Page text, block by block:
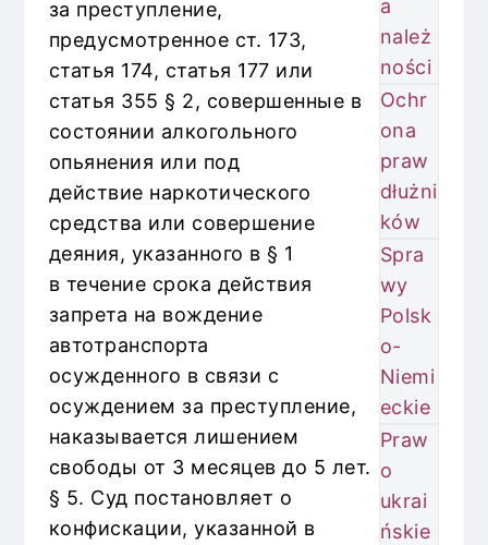
за преступление,
предусмотренное ст. 173,
статья 174, статья 177 или
статья 355 § 2, совершенные в
состоянии алкогольного
опьянения или под
действие наркотического
средства или совершение
деяния, указанного в § 1
в течение срока действия
запрета на вождение
автотранспорта
осужденного в связи с
осуждением за преступление,
наказывается лишением
свободы от 3 месяцев до 5 лет.
§ 5. Суд постановляет о
конфискации, указанной в
a
należ
ności
Ochr
ona
praw
dłużni
ków
Spra
wy
Polsk
o-
Niemi
eckie
Praw
o
ukrai
ńskie